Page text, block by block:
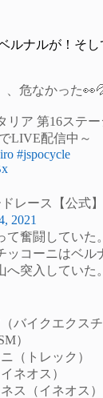
ルナルが！そ
、危なかった
リア 第16ステー
LIVE配信中～
#jspocycle
レース【公式
2021
て奮闘していた
ッコーニはベル
へ突入していた
バイクエクスチ
）
（トレック）
ネオス）
ス（イネオス）